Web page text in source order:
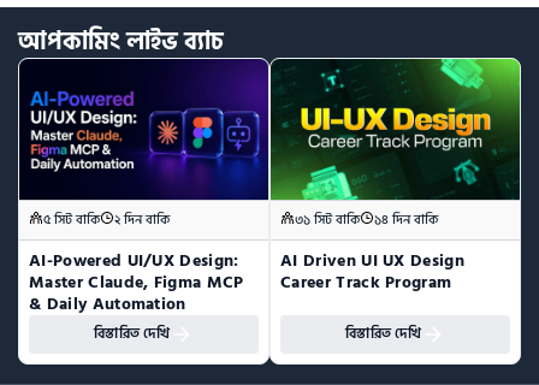
আপকামিংলাইভব্যাচ
৫ সিট বাকি ২ দিন বাকি
AI-Powered UI/UX Design:
Master Claude, Figma MCP
& Daily Automation
বিস্তারিত দেখি
৩১ সিট বাকি ১৪ দিন বাকি
AI Driven UI UX Design
Career Track Program
বিস্তারিত দেখি